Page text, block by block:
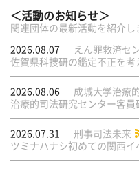
＜活動のお知らせ＞
関連団体の最新活動を紹介し
2026.08.07
えん罪救済セ
佐賀県科捜研の鑑定不正を考
2026.08.06 成城大学治療
2026.07.31
刑事司法未来
ツミナハナシ初めての関西